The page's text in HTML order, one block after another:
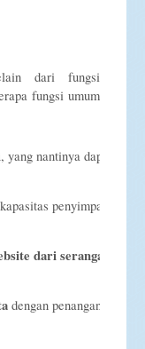
dari fungsi
fungsi umum
, yang nantinya dapat
dari serangan
dengan penanganan